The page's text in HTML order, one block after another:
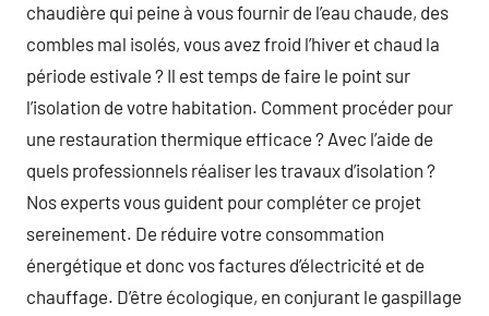
chaudière qui peine à vous fournir de l’eau chaude, des
combles mal isolés, vous avez froid l’hiver et chaud la
période estivale ? Il est temps de faire le point sur
l’isolation de votre habitation. Comment procéder pour
une restauration thermique efficace ? Avec l’aide de
quels professionnels réaliser les travaux d’isolation ?
Nos experts vous guident pour compléter ce projet
sereinement. De réduire votre consommation
énergétique et donc vos factures d’électricité et de
chauffage. D’être écologique, en conjurant le gaspillage